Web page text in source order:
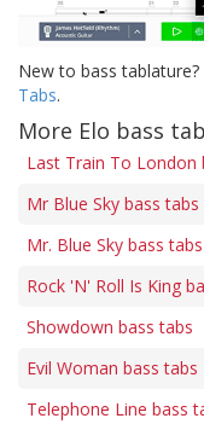
New to bass
Tabs.
More Elo bass
Last Train To London
Mr Blue Sky bass tabs
Mr. Blue Sky bass tabs
Rock 'N' Roll Is King
Showdown bass tabs
Evil Woman bass tabs
Telephone Line bass